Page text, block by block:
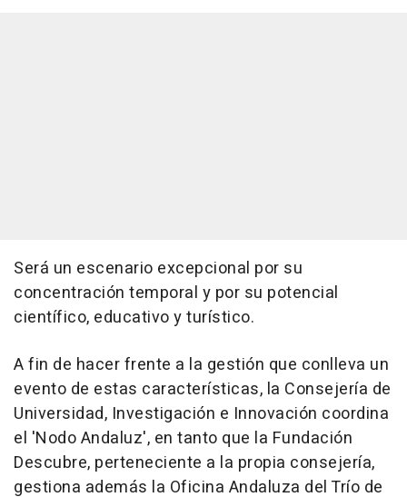
Será un escenario excepcional por su
concentración temporal y por su potencial
científico, educativo y turístico.
A fin de hacer frente a la gestión que conlleva un
evento de estas características, la Consejería de
Universidad, Investigación e Innovación coordina
el 'Nodo Andaluz', en tanto que la Fundación
Descubre, perteneciente a la propia consejería,
gestiona además la Oficina Andaluza del Trío de